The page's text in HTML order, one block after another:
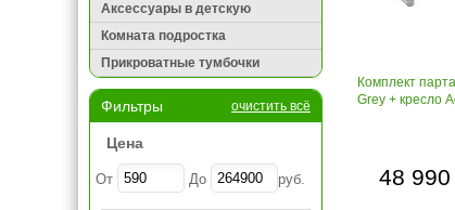
Аксессуары в детскую
Комната подростка
Прикроватные тумбочки
Фильтры очистить всё
Цена
От До руб.
Комплект
Grey + кресло
48 990